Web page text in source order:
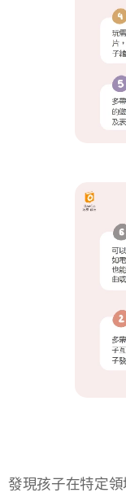
發現孩子在特定